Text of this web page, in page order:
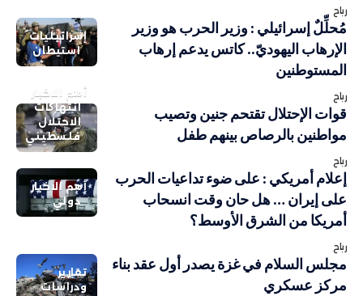
رباح
إسرائيليات
استيطان
مُحلِّلٌ إسرائيلي : وزير الحرب هو وزير
الإرهاب اليهوديّ.. كاتس يدعم إرهاب
المستوطنين
رباح
أهم الاخبار
انتهاكات
الاحتلال
فلسطيني
قوات الإحتلال تقتحم جنين وتصيب
مواطنين بالرصاص بينهم طفل
رباح
أهم الاخبار
دولي
إعلام أمريكي : على ضوء تداعيات الحرب
على إيران … هل حان وقت انسحاب
أمريكا من الشرق الأوسط؟
رباح
تقارير
ودراسات
مجلس السلام في غزة يصدر أول عقد بناء
مركز عسكري